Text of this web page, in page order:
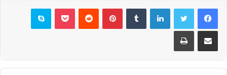
فيسبوكتويتر لينكدإن بينتيريست بوكيت سكايب
مشاركة عبر البريد طباعة